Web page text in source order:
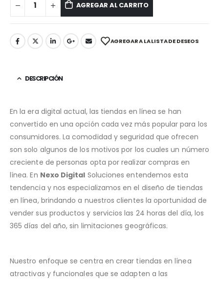
AGREGAR AL CARRITO
AGREGAR A LA LISTA DE DESEOS
DESCRIPCIÓN
En la era digital actual, las tiendas en línea se han
convertido en una opción cada vez más popular para los
consumidores. La comodidad y seguridad que ofrecen
son solo algunos de los motivos por los cuales un número
creciente de personas opta por realizar compras en
línea. En Nexo Digital Soluciones entendemos esta
tendencia y nos especializamos en el diseño de tiendas
en línea, brindando a nuestros clientes la oportunidad de
vender sus productos y servicios las 24 horas del día, los
365 días del año, sin limitaciones geográficas.
Nuestro enfoque se centra en crear tiendas en línea
atractivas y funcionales que se adapten a las